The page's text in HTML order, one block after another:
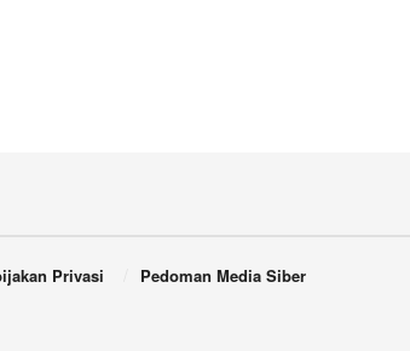
Privasi Pedoman Media Siber